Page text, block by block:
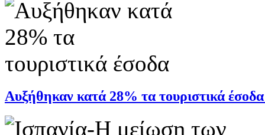
Αυξήθηκαν κατά 28% τα τουριστικά